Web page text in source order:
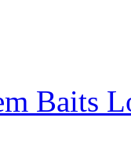
Baits